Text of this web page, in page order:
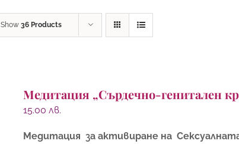
Show 36 Products
Медитация „Сърдечно-генитален
15.00лв.
Медитация за активиране на